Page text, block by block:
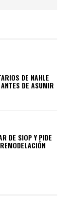
DE NAHLE
DE ASUMIR
DE SIOP Y PIDE